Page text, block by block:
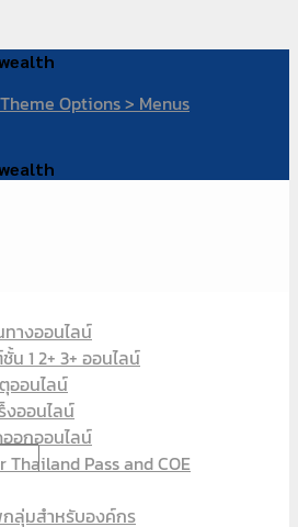
Options > Menus
ทางออนไลน์
น 1 2+ 3+ ออนไลน์
ออนไลน์
งออนไลน์
ออกออนไลน์
Thailand Pass and COE
ลุ่มสำหรับองค์กร